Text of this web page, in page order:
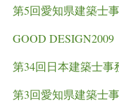
第5回愛知県建築士
GOOD DESIGN2009
第34回日本建築士
第3回愛知県建築士